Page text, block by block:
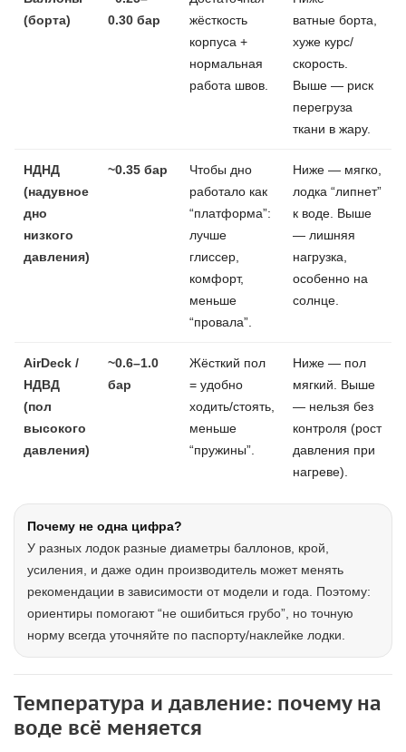
(борта)
0.30 бар
жёсткость
корпуса +
нормальная
работа швов.
ватные борта,
хуже курс/
скорость.
Выше — риск
перегруза
ткани в жару.
НДНД
(надувное
дно
низкого
давления)
~0.35 бар
Чтобы дно
работало как
“платформа”:
лучше
глиссер,
комфорт,
меньше
“провала”.
Ниже — мягко,
лодка “липнет”
к воде. Выше
— лишняя
нагрузка,
особенно на
солнце.
AirDeck /
НДВД
(пол
высокого
давления)
~0.6–1.0
бар
Жёсткий пол
= удобно
ходить/стоять,
меньше
“пружины”.
Ниже — пол
мягкий. Выше
— нельзя без
контроля (рост
давления при
нагреве).
Почему не одна цифра?
У разных лодок разные диаметры баллонов, крой,
усиления, и даже один производитель может менять
рекомендации в зависимости от модели и года. Поэтому:
ориентиры помогают “не ошибиться грубо”, но точную
норму всегда уточняйте по паспорту/наклейке лодки.
Температура и давление: почему на
воде всё меняется